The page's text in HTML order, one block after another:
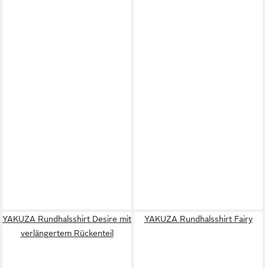
YAKUZA Rundhalsshirt Desire mit
verlängertem Rückenteil
YAKUZA Rundhalsshirt Fairy